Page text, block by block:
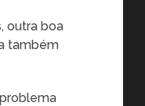
outra boa
também